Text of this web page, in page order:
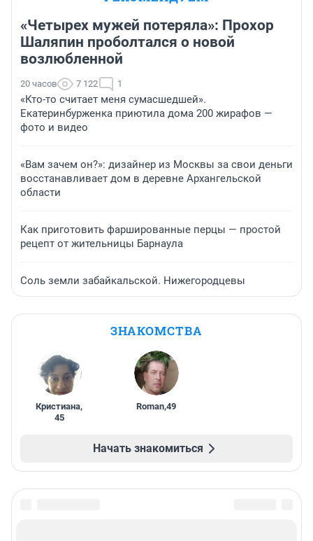
«Четырех мужей потеряла»: Прохор
Шаляпин проболтался о новой
возлюбленной
20 часов 7 122 1
«Кто-то считает меня сумасшедшей».
Екатеринбурженка приютила дома 200 жирафов —
фото и видео
«Вам зачем он?»: дизайнер из Москвы за свои деньги
восстанавливает дом в деревне Архангельской
области
Как приготовить фаршированные перцы — простой
рецепт от жительницы Барнаула
Соль земли забайкальской. Нижегородцевы
ЗНАКОМСТВА
Кристиана,
45
Roman,49
Начать знакомиться